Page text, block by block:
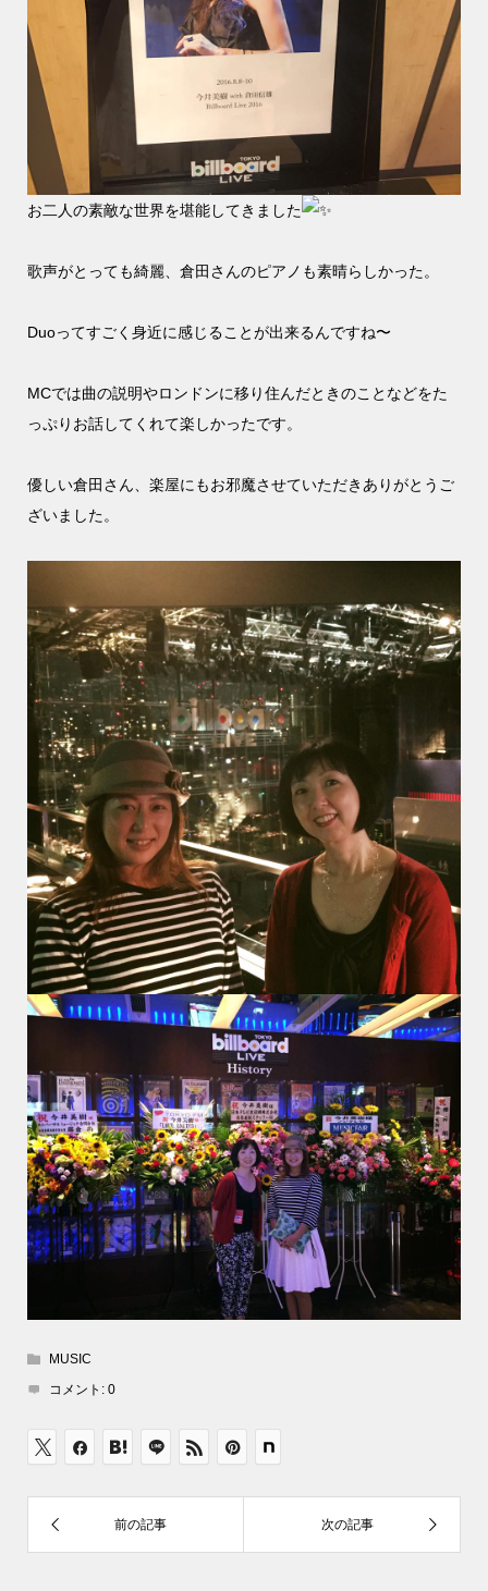
お二人の素敵な世界を堪能してきました
歌声がとっても綺麗、倉田さんのピアノも素晴らしかった。
Duoってすごく身近に感じることが出来るんですね〜
MCでは曲の説明やロンドンに移り住んだときのことなどをた
っぷりお話してくれて楽しかったです。
優しい倉田さん、楽屋にもお邪魔させていただきありがとうご
ざいました。
MUSIC
コメント: 0